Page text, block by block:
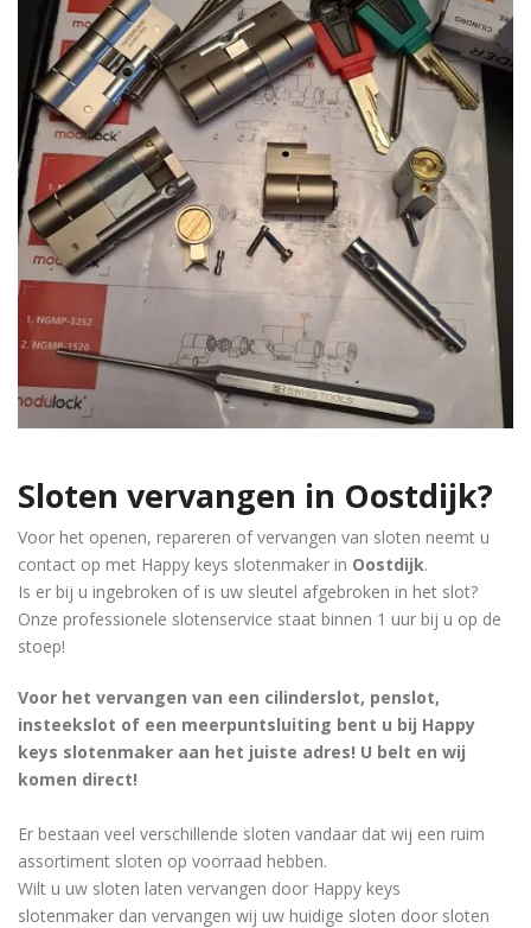
Sloten vervangen in Oostdijk?
Voor het openen, repareren of vervangen van sloten neemt u
contact op met Happy keys slotenmaker in Oostdijk.
Is er bij u ingebroken of is uw sleutel afgebroken in het slot?
Onze professionele slotenservice staat binnen 1 uur bij u op de
stoep!
Voor het vervangen van een cilinderslot, penslot,
insteekslot of een meerpuntsluiting bent u bij Happy
keys slotenmaker aan het juiste adres! U belt en wij
komen direct!
Er bestaan ​​veel verschillende sloten vandaar dat wij een ruim
assortiment sloten op voorraad hebben.
Wilt u uw sloten laten vervangen door Happy keys
slotenmaker dan vervangen wij uw huidige sloten door sloten